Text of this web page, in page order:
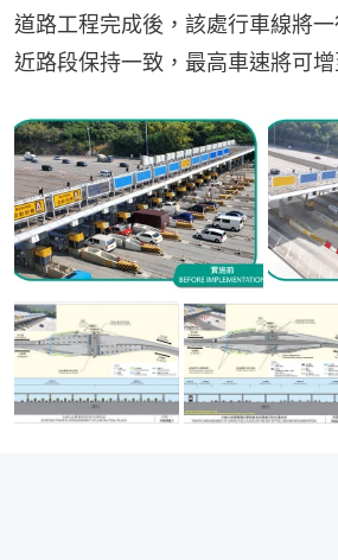
道路工程完成後，該處行車線將
近路段保持一致，最高車速將可